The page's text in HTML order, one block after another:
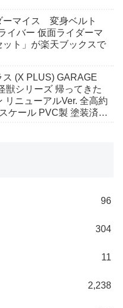
ーマイス 変身ベルト
イバー 仮面ライダーマ
ット」が楽天ブックスで
ス (X PLUS) GARAGE
獣シリーズ 帰ってきた
リニューアルVer. 全高約
ケール PVC製 塗装済み
96
304
11
2,238